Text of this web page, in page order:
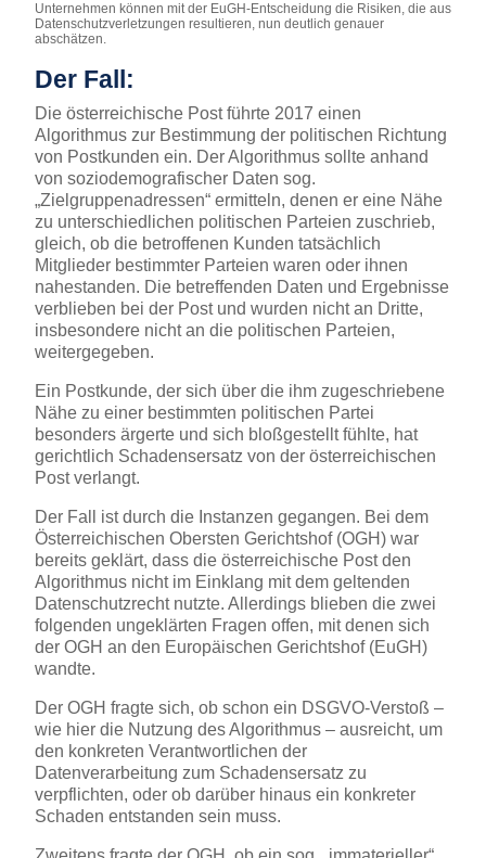
Unternehmen können mit der EuGH-Entscheidung die Risiken, die aus
Datenschutzverletzungen resultieren, nun deutlich genauer
abschätzen.
Der Fall:
Die österreichische Post führte 2017 einen
Algorithmus zur Bestimmung der politischen Richtung
von Postkunden ein. Der Algorithmus sollte anhand
von soziodemografischer Daten sog.
„Zielgruppenadressen“ ermitteln, denen er eine Nähe
zu unterschiedlichen politischen Parteien zuschrieb,
gleich, ob die betroffenen Kunden tatsächlich
Mitglieder bestimmter Parteien waren oder ihnen
nahestanden. Die betreffenden Daten und Ergebnisse
verblieben bei der Post und wurden nicht an Dritte,
insbesondere nicht an die politischen Parteien,
weitergegeben.
Ein Postkunde, der sich über die ihm zugeschriebene
Nähe zu einer bestimmten politischen Partei
besonders ärgerte und sich bloßgestellt fühlte, hat
gerichtlich Schadensersatz von der österreichischen
Post verlangt.
Der Fall ist durch die Instanzen gegangen. Bei dem
Österreichischen Obersten Gerichtshof (OGH) war
bereits geklärt, dass die österreichische Post den
Algorithmus nicht im Einklang mit dem geltenden
Datenschutzrecht nutzte. Allerdings blieben die zwei
folgenden ungeklärten Fragen offen, mit denen sich
der OGH an den Europäischen Gerichtshof (EuGH)
wandte.
Der OGH fragte sich, ob schon ein DSGVO-Verstoß –
wie hier die Nutzung des Algorithmus – ausreicht, um
den konkreten Verantwortlichen der
Datenverarbeitung zum Schadensersatz zu
verpflichten, oder ob darüber hinaus ein konkreter
Schaden entstanden sein muss.